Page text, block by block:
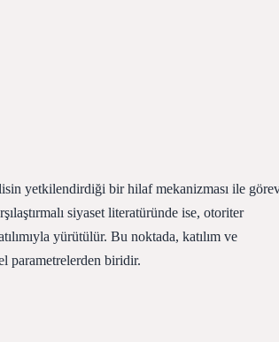
yetkilendirdiği bir hilaf mekanizması ile
siyaset literatüründe ise, otoriter
yürütülür. Bu noktada, katılım ve
parametrelerden biridir.